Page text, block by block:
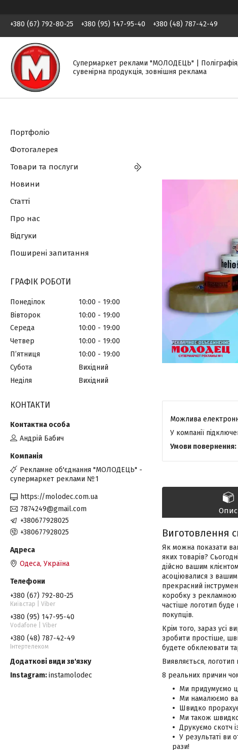
+380 (67) 792-80-25 +380 (95) 147-95-40 +380 (48) 787-42-49
Супермаркет реклами "МОЛОДЕЦЬ" | Поліграфія,
сувенірна продукція, зовнішня реклама
У компанії
Опис
Виготовлення
Як можна показати
яких товарів?
дійсно вашим
асоціювалися з
прекрасний
коробку з рекламною
частіше логотип буде
покупців.
Крім того, зараз усі
зробити простіше,
будете обклеювати
Виявляється, логотип
8 реальних причин
Ми придумуємо
Ми намалюємо
Швидко
Ми також
Друкуємо скотч
У результаті ви
рази!
Портфоліо
Фотогалерея
Товари та послуги
Новини
Статті
Про нас
Відгуки
Поширені запитання
ГРАФІК РОБОТИ
Понеділок 10:00
19:00
Вівторок
10:00
19:00
Середа
10:00
19:00
Четвер
10:00
19:00
Пʼятниця
10:00
19:00
Субота
Вихідний
Неділя
Вихідний
КОНТАКТИ
Андрій Бабич
Рекламне об'єднання "МОЛОДЕЦЬ" -
супермаркет реклами №1
https://molodec.com.ua
7874249@gmail.com
+380677928025
+380677928025
Одеса, Україна
+380 (67) 792-80-25
Київстар | Viber
+380 (95) 147-95-40
Vodafone | Viber
+380 (48) 787-42-49
Інтертелеком
Instagram instamolodec